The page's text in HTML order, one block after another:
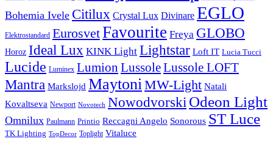
Bohemia Ivele Citilux Crystal Lux Divinare EGLO
Elektrostandard EurosvetFavourite Freya GLOBO
Horoz Ideal Lux KINK Light Lightstar Loft IT Lucia Tucci
Lucide Luminex Lumion LussoleLussole LOFT
Mantra Markslojd MaytoniMW-Light Natali
Kovaltseva Newport Novotech Nowodvorski Odeon Light
Omnilux Paulmann Printio Reccagni Angelo Sonorous ST Luce
TK Lighting TopDecor Toplight Vitaluce